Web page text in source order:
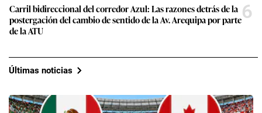
Carril bidireccional del corredor Azul: Las razones detrás de la
postergación del cambio de sentido de la Av. Arequipa por parte
de la ATU
6
Últimas noticias